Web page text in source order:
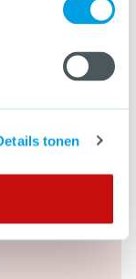
tonen
wat kun je
vanaf 15
nieuwe